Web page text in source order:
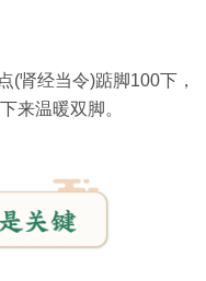
(肾经当令)踮脚100下，
来温暖双脚。